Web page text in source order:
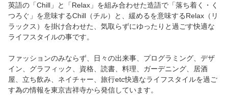
英語の「Chill」と「Relax」を組み合わせた造語で「落ち着く・く
つろぐ」を意味するChill（チル）と、緩めるを意味するRelax（リ
ラックス）を掛け合わせた、気取らずにゆったりと過ごす快適な
ライフスタイルの事です。
ファッションのみならず、日々の出来事、プログラミング、デザ
イン、グラフィック、資格、読書、料理、ガーデニング、居酒
屋、立ち飲み、ネイチャー、旅行etc快適なライフスタイルを過ご
す為の情報を東京吉祥寺から発信しています。